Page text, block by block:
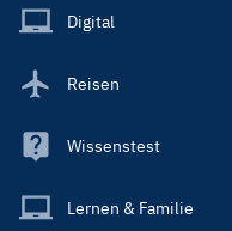
Main
Digital
Reisen
Wissenstest
Lernen & Familie